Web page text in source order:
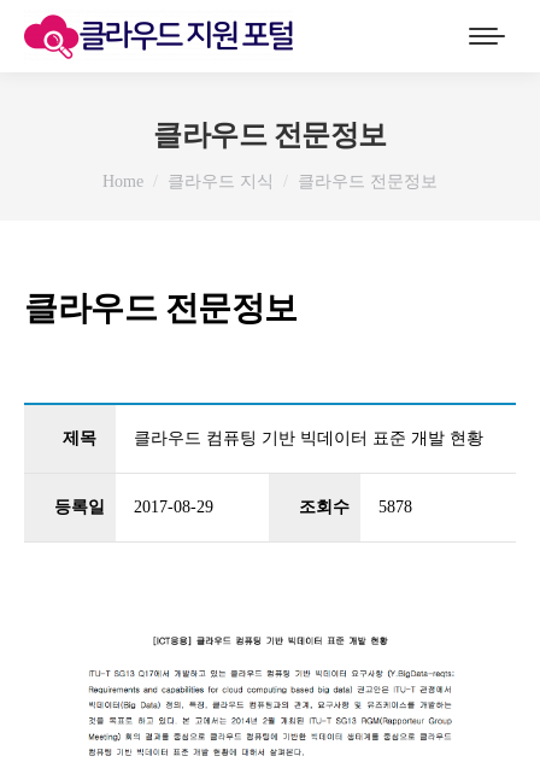
클라우드 전문정보
You are here:
Home 클라우드 지식 클라우드 전문정보
클라우드 전문정보
제목 클라우드 컴퓨팅 기반 빅데이터 표준 개발 현황
등록일 2017-08-29 조회수 5878